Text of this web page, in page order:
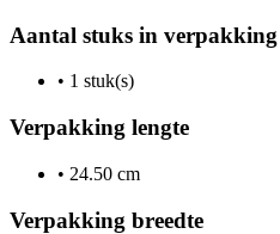
Aantal stuks in verpakking
• 1 stuk(s)
Verpakking lengte
• 24.50 cm
Verpakking breedte